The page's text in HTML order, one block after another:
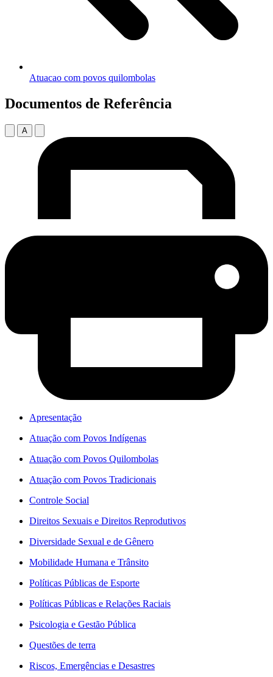
Atuacao com povos quilombolas
Documentos de Referência
A
Apresentação
Atuação com Povos Indígenas
Atuação com Povos Quilombolas
Atuação com Povos Tradicionais
Controle Social
Direitos Sexuais e Direitos Reprodutivos
Diversidade Sexual e de Gênero
Mobilidade Humana e Trânsito
Políticas Públicas de Esporte
Políticas Públicas e Relações Raciais
Psicologia e Gestão Pública
Questões de terra
Riscos, Emergências e Desastres